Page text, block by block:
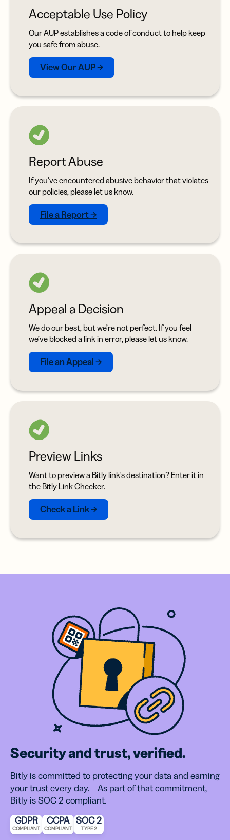
Acceptable Use Policy
Our AUP establishes a code of conduct to help keep
you safe from abuse.
View Our AUP →
Report Abuse
If you’ve encountered abusive behavior that violates
our policies, please let us know.
File a Report →
Appeal a Decision
We do our best, but we’re not perfect. If you feel
we’ve blocked a link in error, please let us know.
File an Appeal →
Preview Links
Want to preview a Bitly link's destination? Enter it in
the Bitly Link Checker.
Check a Link →
Security and trust, verified.
Bitly is committed to protecting your data and earning
your trust every day. As part of that commitment,
Bitly is SOC 2 compliant.
GDPR
COMPLIANT
CCPA
COMPLIANT
SOC 2
TYPE 2